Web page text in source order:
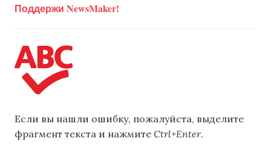
Поддержи NewsMaker!
Если вы нашли ошибку, пожалуйста, выделите
фрагмент текста и нажмите Ctrl+Enter.